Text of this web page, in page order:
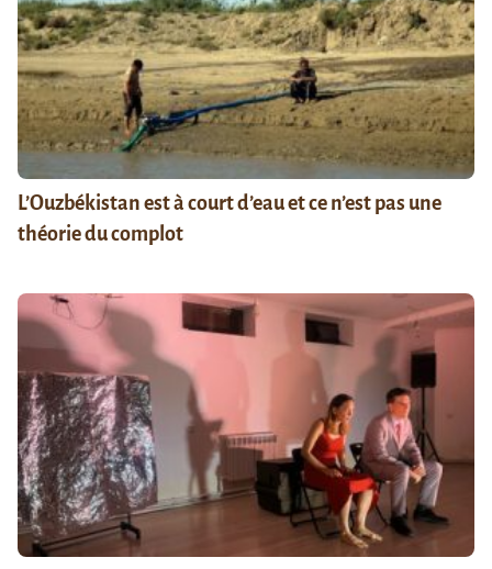
L’Ouzbékistan est à court d’eau et ce n’est pas une
théorie du complot